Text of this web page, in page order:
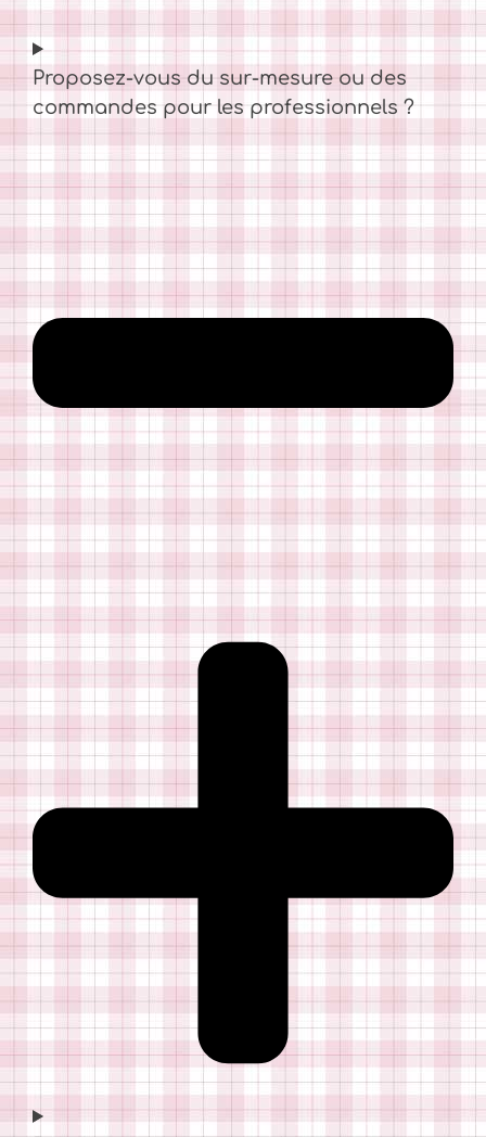
Proposez-vous du sur-mesure ou des
commandes pour les professionnels ?